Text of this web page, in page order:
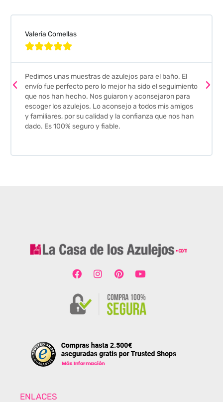
Valeria Comellas

Pedimos unas muestras de azulejos para el baño. El
envío fue perfecto pero lo mejor ha sido el seguimiento
que nos han hecho. Nos guiaron y aconsejaron para
escoger los azulejos. Lo aconsejo a todos mis amigos
y familiares, por su calidad y la confianza que nos han
dado. Es 100% seguro y fiable.
ENLACES